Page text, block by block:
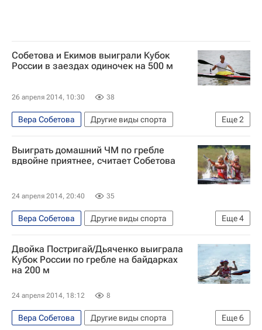
Собетова и Екимов выиграли Кубок
России в заездах одиночек на 500 м
26 апреля 2014, 10:30 38
Еще2
Вера Собетова
Другие виды спорта
Кубок России по гребле на байдарках и каноэ
Дмитрий Екимов
Выиграть домашний ЧМ по гребле
вдвойне приятнее, считает Собетова
24 апреля 2014, 20:40 35
Еще4
Вера Собетова
Другие виды спорта
Чемпионат мира-2014 по гребле на байдарках и каноэ. 6 - 10 августа
Чемпионат мира по гребле на байдарках и каноэ
Кубок мира по гребле на байдарках и каноэ
Наталья Подольская (гребля)
Двойка Постригай/Дьяченко выиграла
Кубок России по гребле на байдарках
на 200 м
24 апреля 2014, 18:12 8
Еще6
Вера Собетова
Другие виды спорта